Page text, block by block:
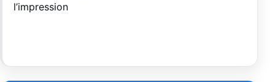
l’impression